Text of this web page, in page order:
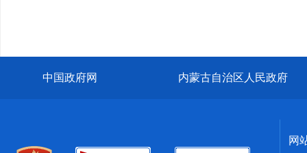
中国政府网 内蒙古自治区人民政府
网